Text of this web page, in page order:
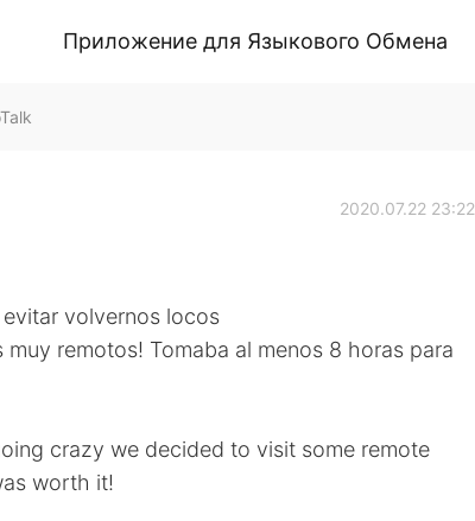
Приложение для Языкового Обмена
2020.07.22 23:22
volvernos locos
remotos! Tomaba al menos 8 horas para
crazy we decided to visit some remote
worth it!